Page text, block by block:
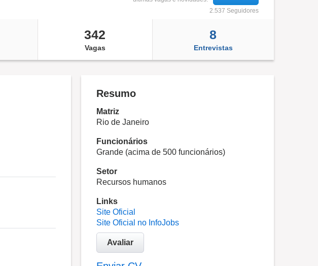
2.537 Seguidores
342
Vagas
8
Entrevistas
Resumo
Matriz
Rio de Janeiro
Funcionários
Grande (acima de 500 funcionários)
Setor
Recursos humanos
Links
Site Oficial
Site Oficial no InfoJobs
Avaliar